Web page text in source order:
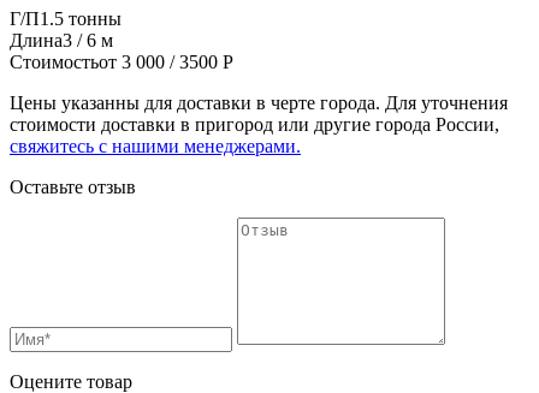
Г/П1.5 тонны
Длина3 / 6 м
Стоимостьот 3 000 / 3500 Р
Цены указанны для доставки в черте города. Для уточнения
стоимости доставки в пригород или другие города России,
свяжитесь с нашими менеджерами.
Оставьте отзыв
Оцените товар